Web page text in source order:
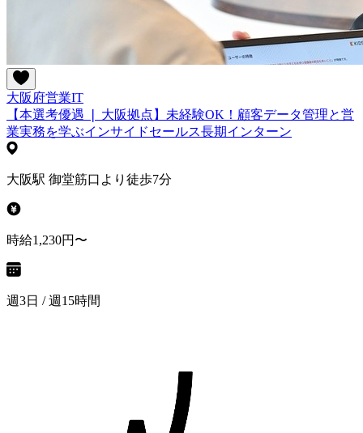
大阪府営業IT
【本選考優遇 ❘ 大阪拠点】未経験OK！顧客データ管理と営
業実務を学ぶインサイドセールス長期インターン
大阪駅 御堂筋口より徒歩7分
時給1,230円〜
週3日 / 週15時間